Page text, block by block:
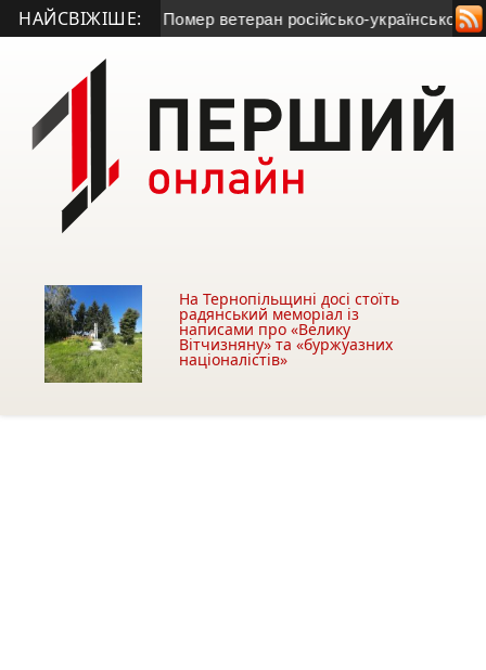
НАЙСВІЖІШЕ:
рекорд • Помер ветеран російсько-української війни з
На Тернопільщині досі стоїть
радянський меморіал із
написами про «Велику
Вітчизняну» та «буржуазних
націоналістів»